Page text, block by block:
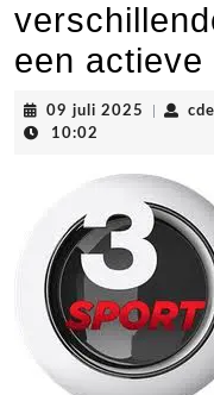
een
09 juli 2025 09
10:02